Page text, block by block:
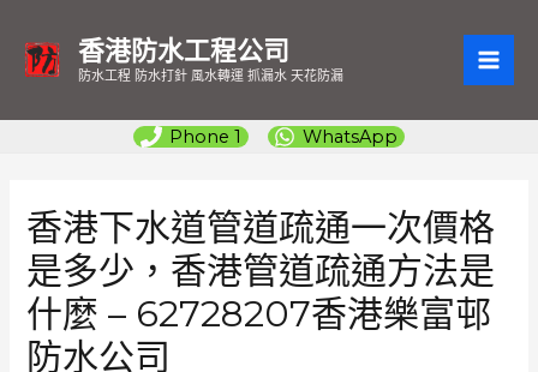
香港防水工程公司
防水工程 防水打針 風水轉運 抓漏水 天花防漏
Phone 1 WhatsApp
香港下水道管道疏通一次價格
是多少，香港管道疏通方法是
什麼 – 62728207香港樂富邨
防水公司